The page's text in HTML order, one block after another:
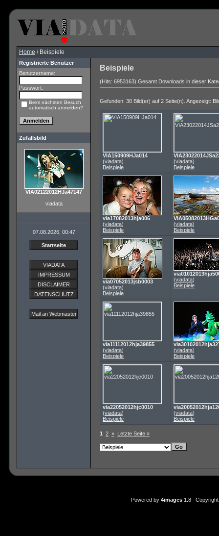
Home / Beispiele
Registrierte Benutzer
Benutzername:
Passwort:
Beim nächsten Besuch
automatisch anmelden?
Zufallsbild
VIA02122012HJa47147
viadata
07.08.2026, 00:47
Startseite
VIADATA
IMPRESSUM
DISCLAIMER
DATENSCHUTZ
Mail an Webmaster
Beispiele
(Hits: 6953163) Gesamt Downloads in dieser
Gefunden: 30 Bild(er) auf 2 Seite(n). Angezeigt:
VIA150909HJa014
(viadata)
Beispiele
(viadata)
Beispiele
via17082013hja006
(viadata)
Beispiele
(viadata)
Beispiele
via07052013jsb0003
(viadata)
Beispiele
(viadata)
Beispiele
via11112012hja39855
(viadata)
Beispiele
(viadata)
Beispiele
via22052012hjc0010
(viadata)
Beispiele
(viadata)
Beispiele
1 2 » Letzte Seite »
Powered by 4images1.8 Copyright